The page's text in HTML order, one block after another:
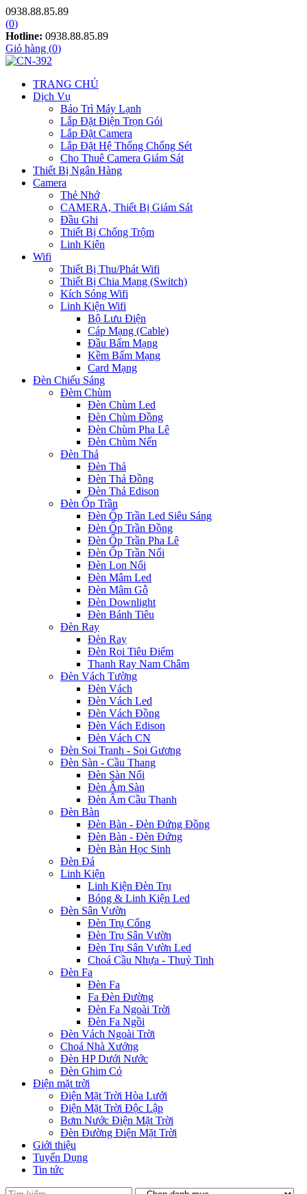
0938.88.85.89
(0)
Hotline: 0938.88.85.89
Giỏ hàng (0)
TRANG CHỦ
Dịch Vụ
Bảo Trì Máy Lạnh
Lắp Đặt Điện Trọn Gói
Lắp Đặt Camera
Lắp Đặt Hệ Thống Chống Sét
Cho Thuê Camera Giám Sát
Thiết Bị Ngân Hàng
Camera
Thẻ Nhớ
CAMERA, Thiết Bị Giám Sát
Đầu Ghi
Thiết Bị Chống Trộm
Linh Kiện
Wifi
Thiết Bị Thu/Phát Wifi
Thiết Bị Chia Mạng (Switch)
Kích Sóng Wifi
Linh Kiện Wifi
Bộ Lưu Điện
Cáp Mạng (Cable)
Đầu Bấm Mạng
Kềm Bấm Mạng
Card Mạng
Đèn Chiếu Sáng
Đèm Chùm
Đèn Chùm Led
Đèn Chùm Đồng
Đèn Chùm Pha Lê
Đèn Chùm Nến
Đèn Thả
Đèn Thả
Đèn Thả Đồng
Đèn Thả Edison
Đèn Ốp Trần
Đèn Ốp Trần Led Siêu Sáng
Đèn Ốp Trần Đồng
Đèn Ốp Trần Pha Lê
Đèn Ốp Trần Nổi
Đèn Lon Nổi
Đèn Mâm Led
Đèn Mâm Gỗ
Đèn Downlight
Đèn Bánh Tiêu
Đèn Ray
Đèn Ray
Đèn Rọi Tiêu Điểm
Thanh Ray Nam Châm
Đèn Vách Tường
Đèn Vách
Đèn Vách Led
Đèn Vách Đồng
Đèn Vách Edison
Đèn Vách CN
Đèn Soi Tranh - Soi Gương
Đèn Sàn - Cầu Thang
Đèn Sàn Nổi
Đèn Âm Sàn
Đèn Âm Cầu Thanh
Đèn Bàn
Đèn Bàn - Đèn Đứng Đồng
Đèn Bàn - Đèn Đứng
Đèn Bàn Học Sinh
Đèn Đá
Linh Kiện
Linh Kiện Đèn Trụ
Bóng & Linh Kiện Led
Đèn Sân Vườn
Đèn Trụ Cổng
Đèn Trụ Sân Vườn
Đèn Trụ Sân Vườn Led
Choá Cầu Nhựa - Thuỷ Tinh
Đèn Fa
Đèn Fa
Fa Đèn Đường
Đèn Fa Ngoài Trời
Đèn Fa Ngồi
Đèn Vách Ngoài Trời
Choá Nhà Xưởng
Đèn HP Dưới Nước
Đèn Ghim Cỏ
Điện mặt trời
Điện Mặt Trời Hòa Lưới
Điện Mặt Trời Độc Lập
Bơm Nước Điện Mặt Trời
Đèn Đường Điện Mặt Trời
Giới thiệu
Tuyển Dụng
Tin tức